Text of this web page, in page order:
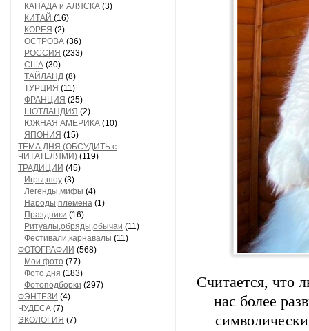
КАНАДА и АЛЯСКА (3)
КИТАЙ (16)
КОРЕЯ (2)
ОСТРОВА (36)
РОССИЯ (233)
США (30)
ТАЙЛАНД (8)
ТУРЦИЯ (11)
ФРАНЦИЯ (25)
ШОТЛАНДИЯ (2)
ЮЖНАЯ АМЕРИКА (10)
ЯПОНИЯ (15)
ТЕМА ДНЯ (ОБСУДИТЬ с
ЧИТАТЕЛЯМИ) (119)
ТРАДИЦИИ (45)
Игры,шоу (3)
Легенды,мифы (4)
Народы,племена (1)
Праздники (16)
Ритуалы,обряды,обычаи (11)
Фестивали,карнавалы (11)
ФОТОГРАФИИ (568)
Мои фото (77)
Фото дня (183)
Фотоподборки (297)
ФЭНТЕЗИ (4)
ЧУДЕСА (7)
ЭКОЛОГИЯ (7)
Считается, что
нас более